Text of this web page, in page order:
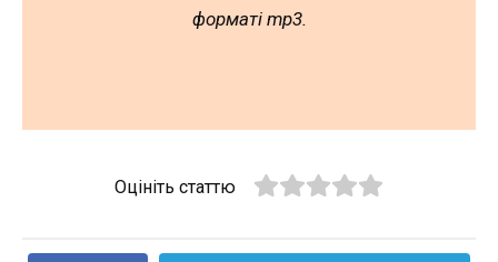
форматі mp3.
Оцініть статтю